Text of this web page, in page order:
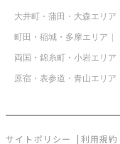
大井町・蒲田・大森エリア
町田・稲城・多摩エリア
両国・錦糸町・小岩エリア
原宿・表参道・青山エリア
サイトポリシー 利用規約